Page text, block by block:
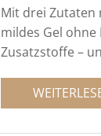
Mit drei Zutaten
mildes Gel
Zusatzstoffe –